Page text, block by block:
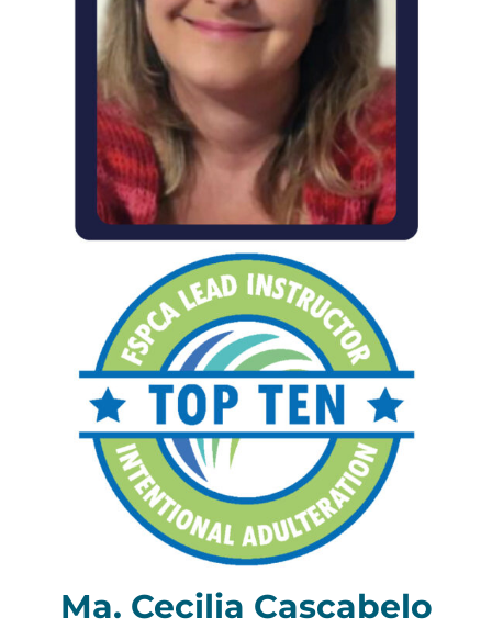
Ma. Cecilia Cascabelo